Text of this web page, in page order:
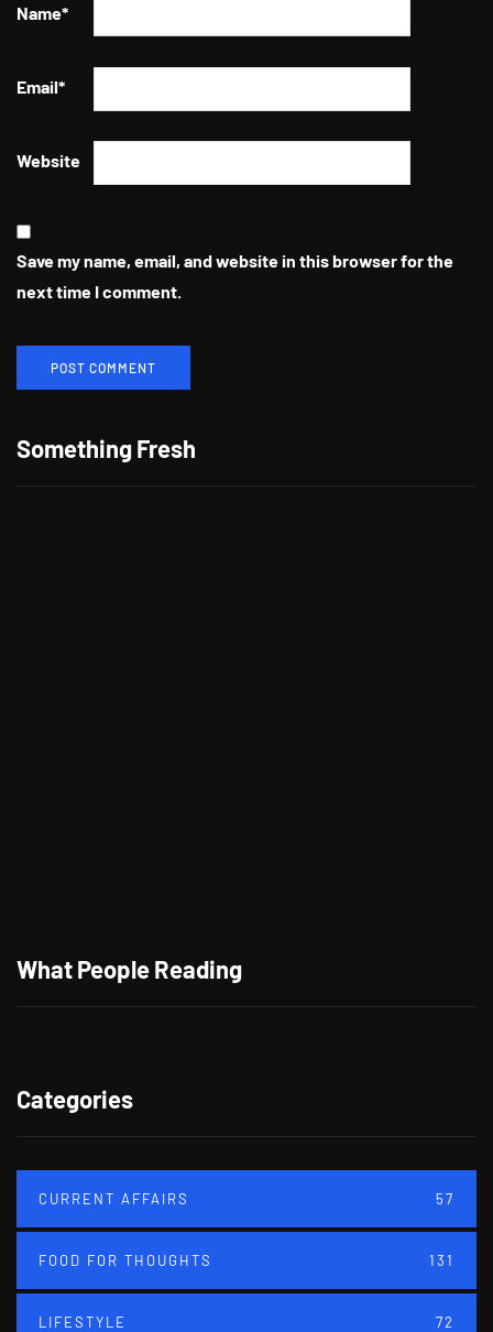
Name*
Email*
Website
Save my name, email, and website in this browser for the
next time I comment.
Something FreshSetia, CITILINK Bagikan Beragam
What People Reading
Categories
CURRENT AFFAIRS 57
FOOD FOR THOUGHTS 131
LIFESTYLE 72